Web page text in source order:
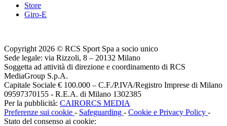
Store
Giro-E
Copyright 2026 © RCS Sport Spa a socio unico
Sede legale: via Rizzoli, 8 – 20132 Milano
Soggetta ad attività di direzione e coordinamento di RCS
MediaGroup S.p.A.
Capitale Sociale € 100.000 – C.F./P.IVA/Registro Imprese di Milano
09597370155 - R.E.A. di Milano 1302385
Per la pubblicità: CAIRORCS MEDIA
Preferenze sui cookie - Safeguarding - Cookie e Privacy Policy -
Stato del consenso ai cookie: